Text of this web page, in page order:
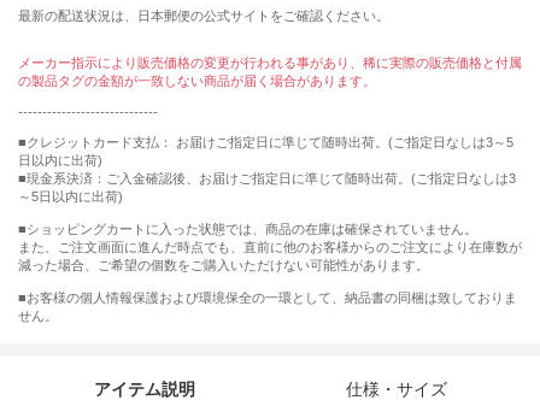
最新の配送状況は、日本郵便の公式サイトをご確認ください。
メーカー指示により販売価格の変更が行われる事があり、稀に実際の販売価格と付属
の製品タグの金額が一致しない商品が届く場合があります。
-----------------------------
■クレジットカード支払： お届けご指定日に準じて随時出荷。(ご指定日なしは3～5
日以内に出荷)
■現金系決済：ご入金確認後、お届けご指定日に準じて随時出荷。(ご指定日なしは3
～5日以内に出荷)
■ショッピングカートに入った状態では、商品の在庫は確保されていません。
また、ご注文画面に進んだ時点でも、直前に他のお客様からのご注文により在庫数が
減った場合、ご希望の個数をご購入いただけない可能性があります。
■お客様の個人情報保護および環境保全の一環として、納品書の同梱は致しておりま
せん。
アイテム説明 仕様・サイズ